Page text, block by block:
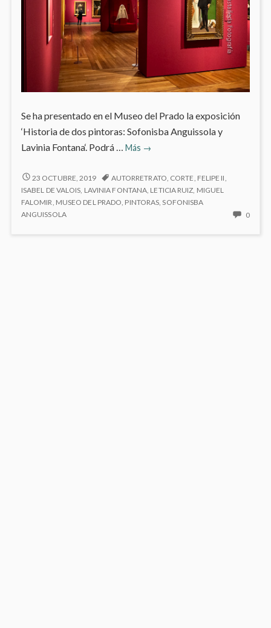
Se ha presentado en el Museo del Prado la exposición
‘Historia de dos pintoras: Sofonisba Anguissola y
Lavinia Fontana‘. Podrá … Más En
Prado:
«Historia
de
→
EN
EL
PRADO:
«HISTORIA
23 OCTUBRE, 2019 AUTORRETRATO, CORTE, FELIPE II,
ISABEL DE VALOIS, LAVINIA FONTANA, LETICIA RUIZ, MIGUEL
FALOMIR, MUSEO DEL PRADO, PINTORAS,SOFONISBA
ANGUISSOLA
0NO